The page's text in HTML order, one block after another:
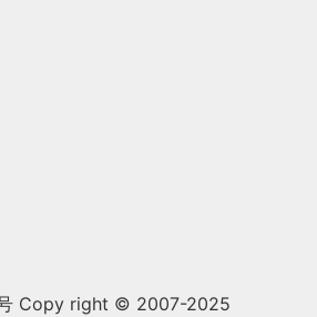
Copy right © 2007-2025